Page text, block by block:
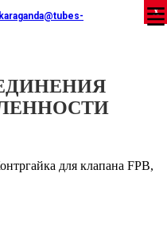
karaganda@tubes-
для клапана FPB,
X
X
X
X
X
X
X
X
X
X
X
X
X
X
X
X
X
X
X